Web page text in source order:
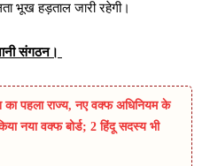
भूख हड़ताल जारी रहेगी।
संगठन।
का पहला राज्य, नए वक्फ अधिनियम के
नया वक्फ बोर्ड; 2 हिंदू सदस्य भी